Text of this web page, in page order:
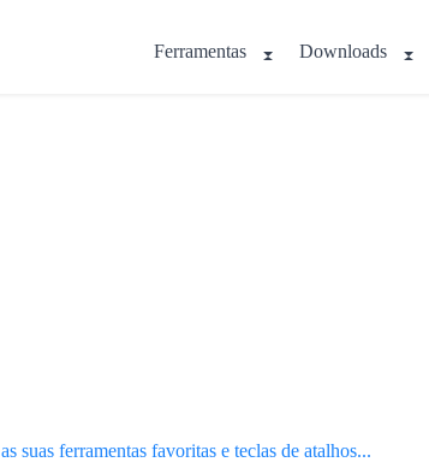
Ferramentas Downloads
suas ferramentas favoritas e teclas de atalhos...